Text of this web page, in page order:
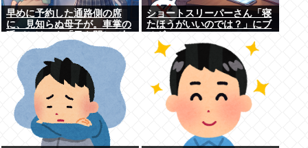
早めに予約した通路側の席
に、見知らぬ母子が。車掌の
視」して居座られました。無
理やり奪われた席は、結
局“やったもん勝ち”になっ...
ショートスリーパーさん「寝
たほうがいいのでは？」にブ